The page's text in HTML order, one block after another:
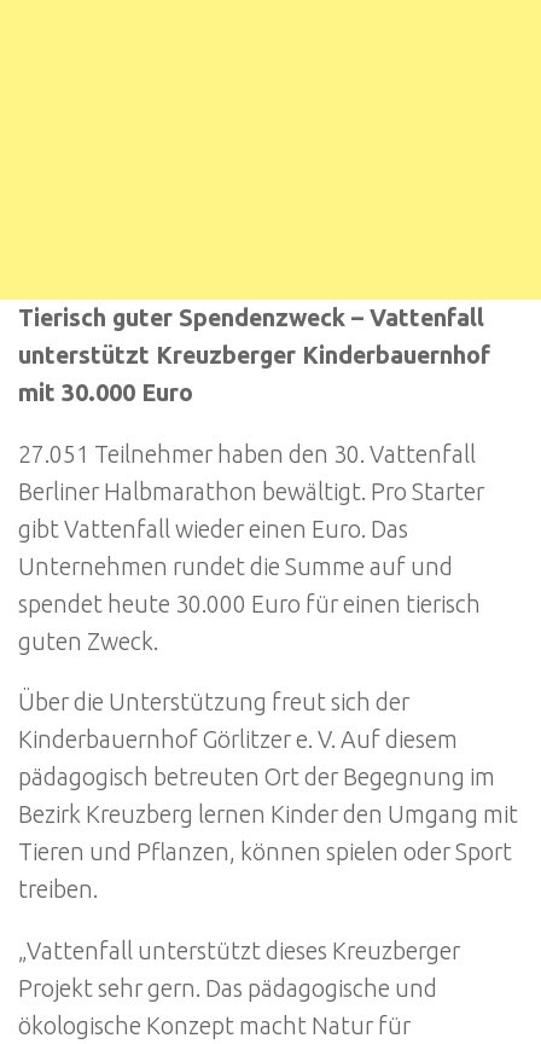
Tierisch guter Spendenzweck – Vattenfall
unterstützt Kreuzberger Kinderbauernhof
mit 30.000 Euro
27.051 Teilnehmer haben den 30. Vattenfall
Berliner Halbmarathon bewältigt. Pro Starter
gibt Vattenfall wieder einen Euro. Das
Unternehmen rundet die Summe auf und
spendet heute 30.000 Euro für einen tierisch
guten Zweck.
Über die Unterstützung freut sich der
Kinderbauernhof Görlitzer e. V. Auf diesem
pädagogisch betreuten Ort der Begegnung im
Bezirk Kreuzberg lernen Kinder den Umgang mit
Tieren und Pflanzen, können spielen oder Sport
treiben.
„Vattenfall unterstützt dieses Kreuzberger
Projekt sehr gern. Das pädagogische und
ökologische Konzept macht Natur für